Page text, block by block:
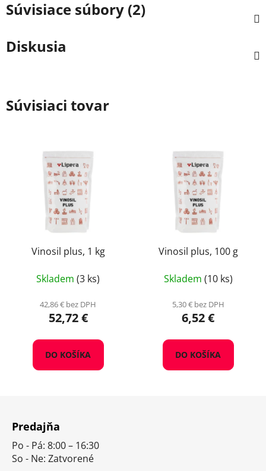
Súvisiace súbory (2)
Diskusia
Súvisiaci tovar
Vinosil plus, 1 kg
Skladem (3 ks)
42,86 € bez DPH
52,72 €
DO KOŠÍKA
Vinosil plus, 100 g
Skladem (10 ks)
5,30 € bez DPH
6,52 €
DO KOŠÍKA
Predajňa
Po - Pá: 8:00 – 16:30
So - Ne: Zatvorené